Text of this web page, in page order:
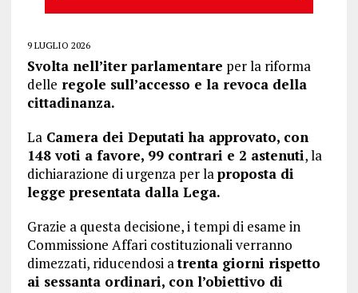
9 LUGLIO 2026
Svolta nell’iter parlamentare per la riforma
delle regole sull’accesso e la revoca della
cittadinanza.
LaCamera dei Deputati ha approvato, con
148 voti a favore, 99 contrari e 2 astenuti, la
dichiarazione di urgenza per laproposta di
legge presentata dalla Lega.
Grazie a questa decisione, i tempi di esame in
Commissione Affari costituzionali verranno
dimezzati, riducendosi atrenta giorni rispetto
ai sessanta ordinari, con l’obiettivo di